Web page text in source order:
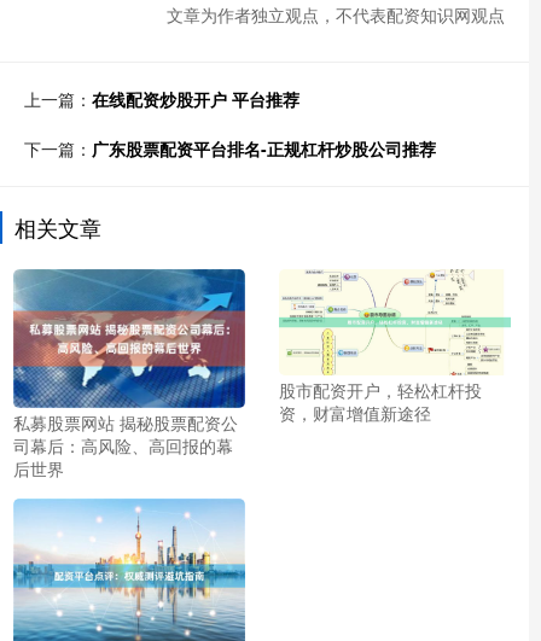
文章为作者独立观点，不代表配资知识网观点
上一篇： 在线配资炒股开户 平台推荐
下一篇： 广东股票配资平台排名-正规杠杆炒股公司推荐
相关文章
私募股票网站 揭秘股票配资公
司幕后：高风险、高回报的幕
后世界
股市配资开户，轻松杠杆投
资，财富增值新途径